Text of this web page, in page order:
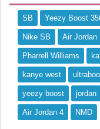
SB Yeezy Boost
Nike SB Air Jordan
Pharrell Williams
kanye west
yeezy boost jordan
Air Jordan 4 NMD